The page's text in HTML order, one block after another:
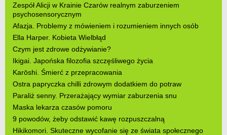
Zespół Alicji w Krainie Czarów realnym zaburzeniem
psychosensorycznym
Afazja. Problemy z mówieniem i rozumieniem innych osób
Ella Harper. Kobieta Wielbłąd
Czym jest zdrowe odżywianie?
Ikigai. Japońska filozofia szczęśliwego życia
Karōshi. Śmierć z przepracowania
Ostra papryczka chilli zdrowym dodatkiem do potraw
Paraliż senny. Przerażający wymiar zaburzenia snu
Maska lekarza czasów pomoru
9 powodów, żeby odstawić kawę rozpuszczalną
Hikikomori. Skuteczne wycofanie się ze świata społecznego